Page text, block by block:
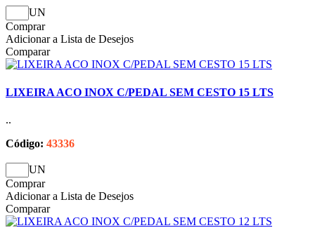
UN
Comprar
Adicionar a Lista de Desejos
Comparar
LIXEIRA ACO INOX C/PEDAL SEM CESTO 15 LTS
..
Código: 43336
UN
Comprar
Adicionar a Lista de Desejos
Comparar